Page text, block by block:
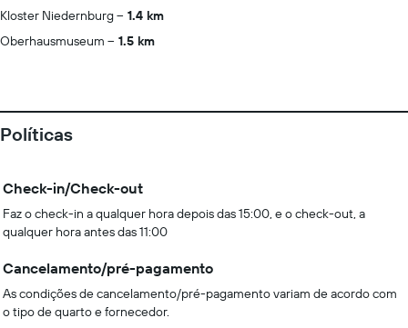
Kloster Niedernburg
1.4 km
Oberhausmuseum
1.5 km
Políticas
Check-in/Check-out
Faz o check-in a qualquer hora depois das 15:00, e o check-out, a
qualquer hora antes das 11:00
Cancelamento/pré-pagamento
As condições de cancelamento/pré-pagamento variam de acordo com
o tipo de quarto e fornecedor.